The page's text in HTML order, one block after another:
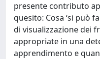
presente contributo
quesito: Cosa ‘si può
di visualizzazione dei
appropriate in una
apprendimento e